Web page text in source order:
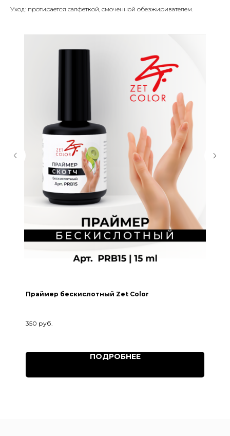
Уход: протирается салфеткой, смоченной обезжиривателем.
Праймер бескислотный Zet Color
350 руб.
ПОДРОБНЕЕ